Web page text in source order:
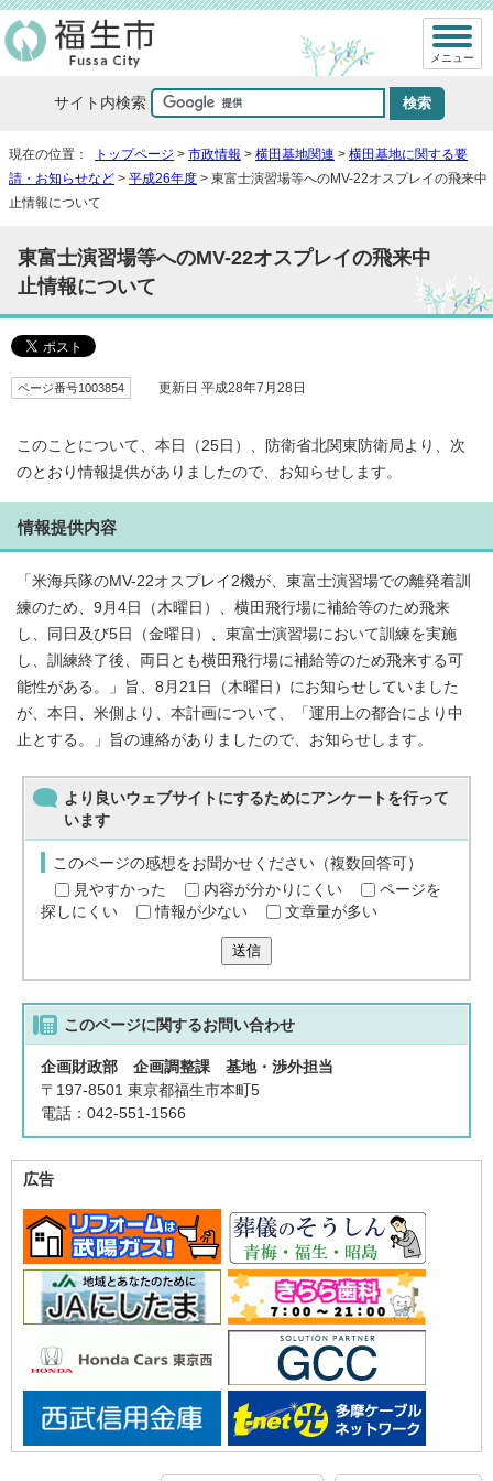
サイト内検索
メニュー
現在の位置： トップページ > 市政情報 > 横田基地関連 > 横田基地に関する要
請・お知らせなど > 平成26年度 > 東富士演習場等へのMV-22オスプレイの飛来中
止情報について
東富士演習場等へのMV-22オスプレイの飛来中
止情報について
ページ番号1003854 更新日 平成28年7月28日
このことについて、本日（25日）、防衛省北関東防衛局より、次
のとおり情報提供がありましたので、お知らせします。
情報提供内容
「米海兵隊のMV-22オスプレイ2機が、東富士演習場での離発着訓
練のため、9月4日（木曜日）、横田飛行場に補給等のため飛来
し、同日及び5日（金曜日）、東富士演習場において訓練を実施
し、訓練終了後、両日とも横田飛行場に補給等のため飛来する可
能性がある。」旨、8月21日（木曜日）にお知らせしていました
が、本日、米側より、本計画について、「運用上の都合により中
止とする。」旨の連絡がありましたので、お知らせします。
より良いウェブサイトにするためにアンケートを行って
います
このページの感想をお聞かせください（複数回答可）
見やすかった
内容が分かりにくい
ページを
探しにくい
情報が少ない 文章量が多い
送信
このページに関するお問い合わせ
企画財政部 企画調整課 基地・渉外担当
〒197-8501 東京都福生市本町5
電話：042-551-1566
広告